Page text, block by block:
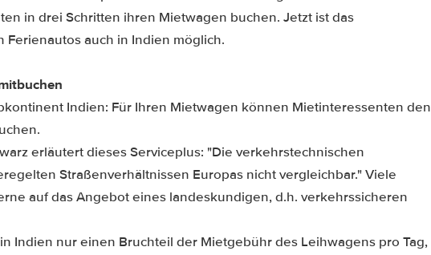
in drei Schritten ihren Mietwagen buchen. Jetzt ist das
auch in Indien möglich.
Indien: Für Ihren Mietwagen können Mietinteressenten den
erläutert dieses Serviceplus: "Die verkehrstechnischen
Straßenverhältnissen Europas nicht vergleichbar." Viele
auf das Angebot eines landeskundigen, d.h. verkehrssicheren
Indien nur einen Bruchteil der Mietgebühr des Leihwagens pro Tag,